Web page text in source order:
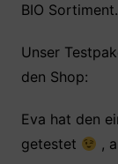
BIO Sortiment.
Unser
den Shop:
Eva hat den
getestet
,